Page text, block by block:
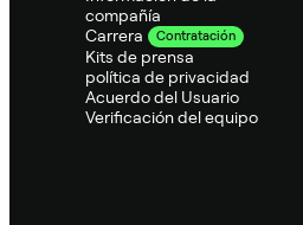
compañía
Carrera
Contratación
Kits de prensa
política de privacidad
Acuerdo del Usuario
Verificación del equipo